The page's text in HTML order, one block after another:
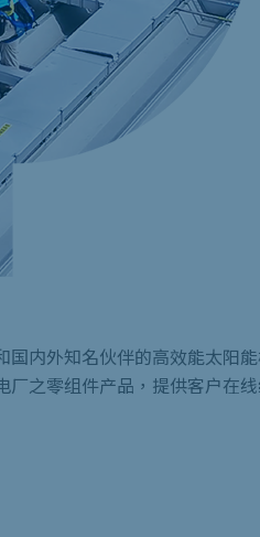
内外知名伙伴的高效能太阳
之零组件产品，提供客户在